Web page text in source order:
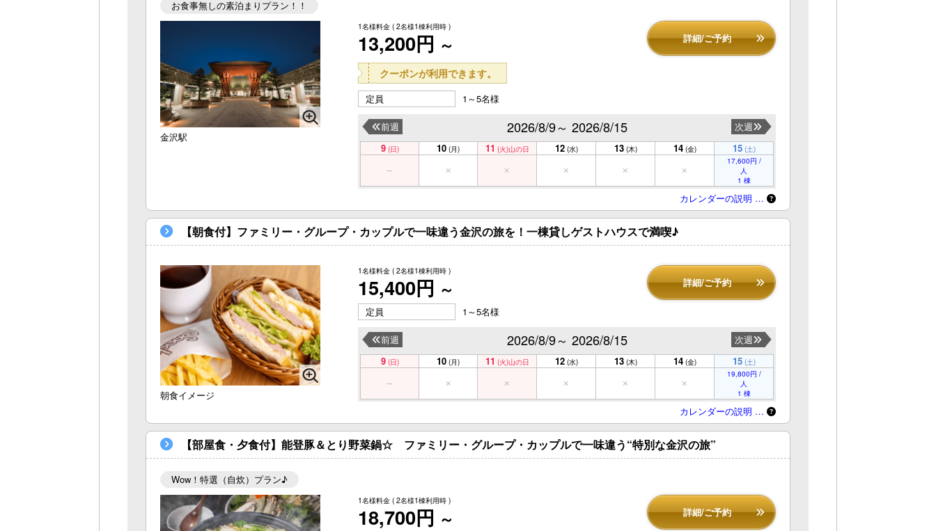
お食事無しの素泊まりプラン！！
金沢駅
1名様料金 ( 2名様1棟利用時 )
13,200円 ～ 詳細/ご予約
クーポンが利用できます。
定員 1～5名様
2026/8/9～ 2026/8/15
前週
次週
9 (日) 10 (月) 11 (火)山の日 12 (水) 13 (木) 14 (金) 15 (土)
17,600円 /
人
1 棟
カレンダーの説明 …
【朝食付】ファミリー・グループ・カップルで一味違う金沢の旅を！一棟貸しゲストハウスで満喫♪
朝食イメージ
1名様料金 ( 2名様1棟利用時 )
15,400円 ～ 詳細/ご予約
定員 1～5名様
2026/8/9～ 2026/8/15
前週
次週
9 (日) 10 (月) 11 (火)山の日 12 (水) 13 (木) 14 (金) 15 (土)
19,800円 /
人
1 棟
カレンダーの説明 …
【部屋食・夕食付】能登豚＆とり野菜鍋☆ ファミリー・グループ・カップルで一味違う“特別な金沢の旅”
Wow！特選（自炊）プラン♪
1名様料金 ( 2名様1棟利用時 )
18,700円 ～ 詳細/ご予約